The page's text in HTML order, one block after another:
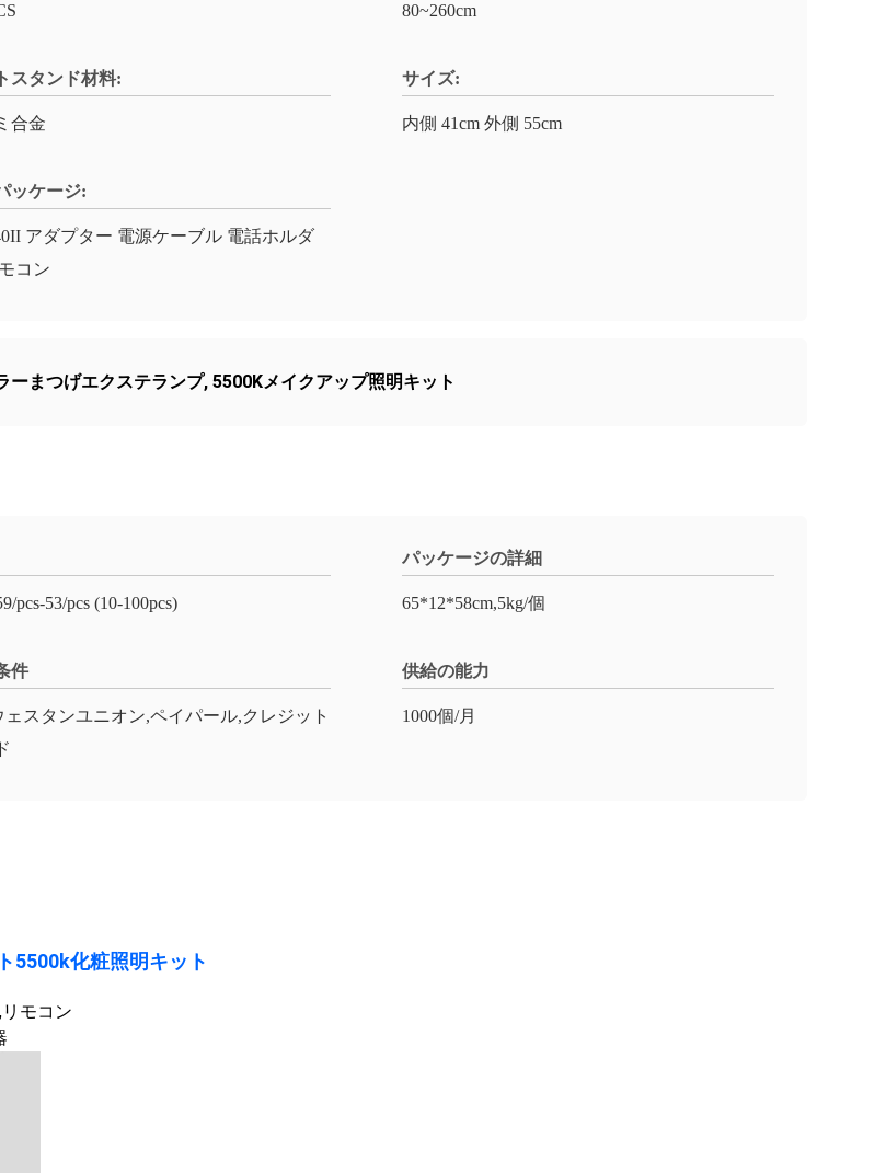
80~260cm
スタンド材料:
合金
サイズ:
内側 41cm 外側 55cm
ッケージ:
アダプター 電源ケーブル 電話ホルダ
コン
ーまつげエクステランプ, 5500Kメイクアップ照明キット
pcs-53/pcs (10-100pcs)
パッケージの詳細
65*12*58cm,5kg/個
件
ェスタンユニオン,ペイパール,クレジット
供給の能力
1000個/月
5500k化粧照明キット
モコン